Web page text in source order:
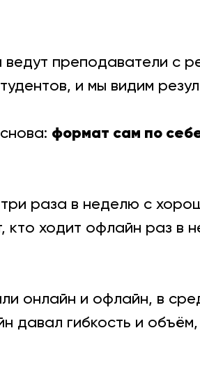
ведут преподаватели с
и мы видим
формат сам по
раза в неделю с
кто ходит офлайн раз в
онлайн и офлайн, в
давал гибкость и